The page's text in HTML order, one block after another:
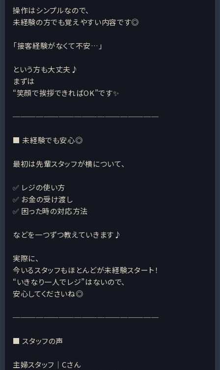
操作はシンプルなので、
未経験の方でも覚えやすい内容です◎
「接客経験がなくて不安…」
という方も大丈夫♪
まずは
“笑顔で挨拶できればOK”です✨
───────────────────
■ 未経験でも安心◎
最初は先輩スタッフが横について、
✅ レジの使い方
✅ お金の受け渡し
✅ 困った時の対応方法
などを一つずつ教えていきます♪
実際に、
今いるスタッフもほとんどが未経験スタート！
“いきなり一人でレジ”はないので、
安心してくださいね◎
───────────────────
■ スタッフの声
主婦スタッフ｜Cさん